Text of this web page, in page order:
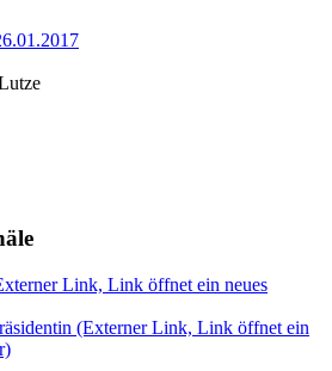
Link, Link öffnet ein neues
(Externer Link, Link öffnet ein